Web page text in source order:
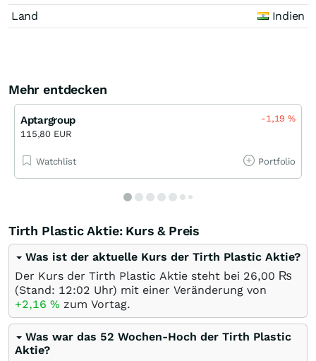
Land
Indien
Mehr entdecken
Aptargroup
115,80 EUR
-1,19%
Watchlist Portfolio
Tirth Plastic Aktie: Kurs & Preis
Was ist der aktuelle Kurs der Tirth Plastic Aktie?
Der Kurs der Tirth Plastic Aktie steht bei 26,00 ₨
(Stand: 12:02 Uhr) mit einer Veränderung von
+2,16 % zum Vortag.
Was war das 52 Wochen-Hoch der Tirth Plastic
Aktie?